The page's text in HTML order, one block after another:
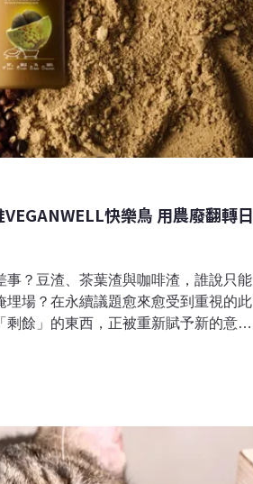
快樂鳥 用農廢翻轉日
？豆渣、茶葉渣與咖啡渣，誰說只能
場？在永續議題愈來愈受到重視的此
餘」的東西，正被重新賦予新的意
期深耕循環經濟、以「感動生活、淨
台北舉辦「渣的魔法」品牌發表會，
碗精系列。活動現場，包括天仁茗
料夥伴，以及Re-think重新思考教育協
代表皆到場支持，讓這場記者會不只是